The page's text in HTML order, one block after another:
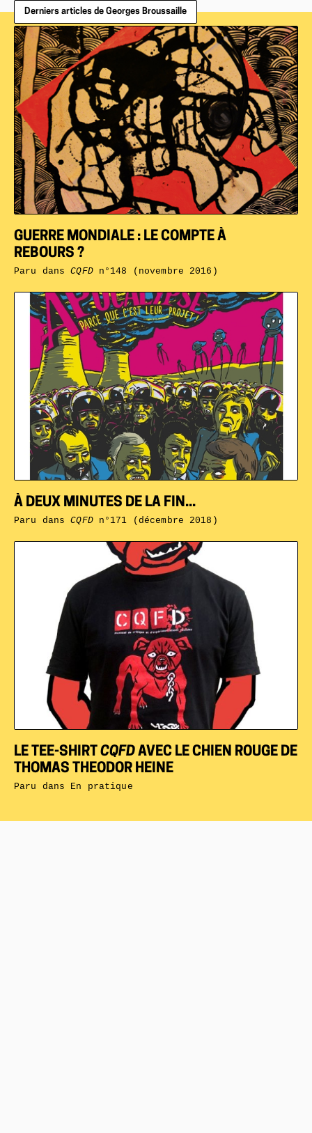
Derniers articles de Georges Broussaille
LE TEE-SHIRT CQFD AVEC LE CHIEN ROUGE DE
THOMAS THEODOR HEINE
Paru dans En pratique
À DEUX MINUTES DE LA FIN...
Paru dansCQFDn°171 (décembre 2018)
GUERRE MONDIALE : LE COMPTE À
REBOURS ?
Paru dansCQFDn°148 (novembre 2016)